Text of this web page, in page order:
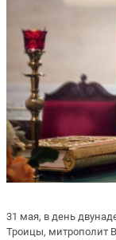
31 мая, в день
Троицы, митрополит